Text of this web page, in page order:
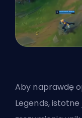
Aby naprawdę
Legends,